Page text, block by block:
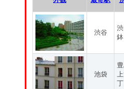
渋谷
池袋